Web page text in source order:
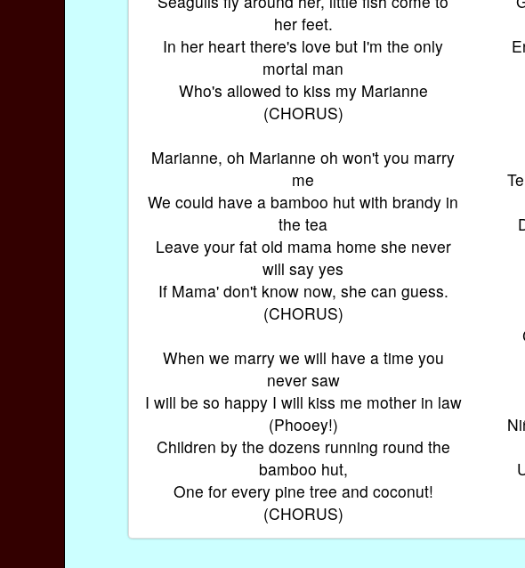
her feet.
In her heart there's love but I'm the only
mortal man
Who's allowed to kiss my Marianne
(CHORUS)
Marianne, oh Marianne oh won't you marry
me
We could have a bamboo hut with brandy in
the tea
Leave your fat old mama home she never
will say yes
If Mama' don't know now, she can guess.
(CHORUS)
When we marry we will have a time you
never saw
I will be so happy I will kiss me mother in law
(Phooey!)
Children by the dozens running round the
bamboo hut,
One for every pine tree and coconut!
(CHORUS)